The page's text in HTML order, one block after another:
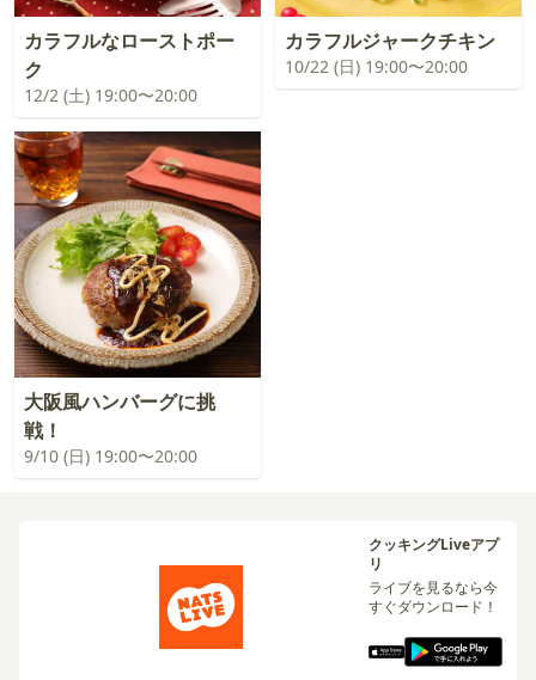
カラフルなローストポー
ク
12/2 (土) 19:00〜20:00
カラフルジャークチキン
10/22 (日) 19:00〜20:00
大阪風ハンバーグに挑
戦！
9/10 (日) 19:00〜20:00
クッキングLiveアプ
リ
ライブを見るなら今
すぐダウンロード！